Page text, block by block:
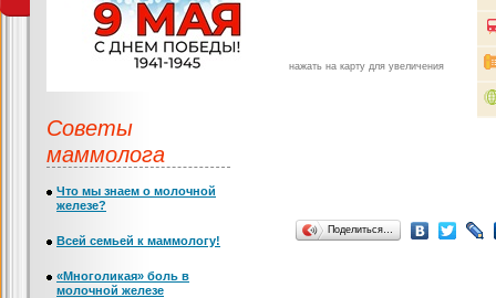
нажать на карту для увеличения
Поделиться…
Советы
маммолога
Что мы знаем о молочной
железе?
Всей семьей к маммологу!
«Многоликая» боль в
молочной железе